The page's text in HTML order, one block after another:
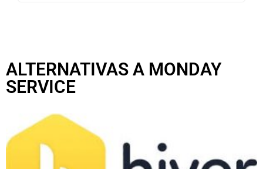
ALTERNATIVAS A MONDAY
SERVICE